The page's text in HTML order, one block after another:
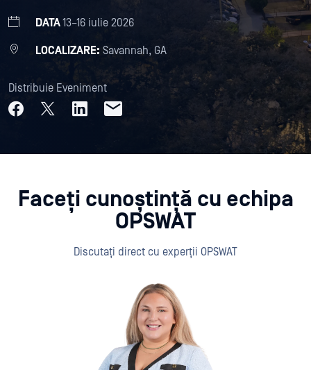
DATA13–16 iulie 2026
LOCALIZARE: Savannah, GA
Distribuie Eveniment
Faceți cunoștință cu echipa
OPSWAT
Discutați direct cu experții OPSWAT